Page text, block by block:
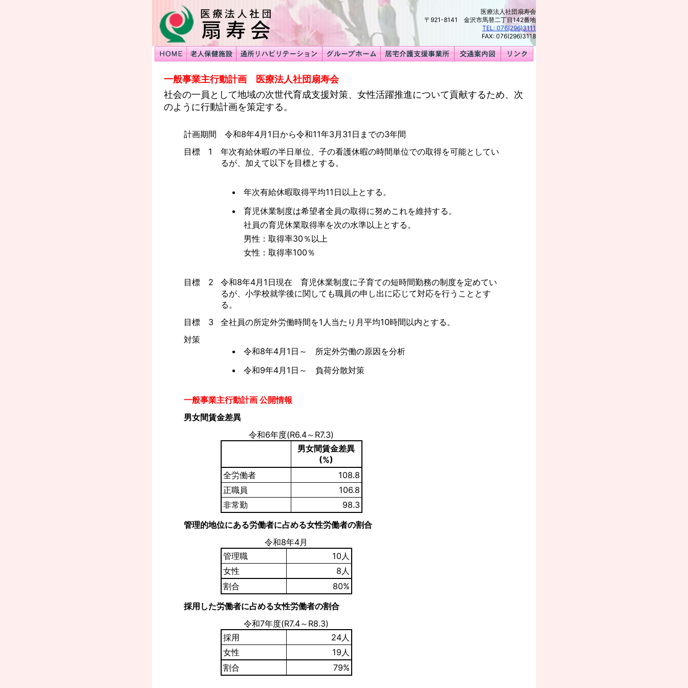
医療法人社団扇寿会
〒921-8141 金沢市馬替二丁目142番地
TEL: 076(296)3111
FAX: 076(296)3118
一般事業主行動計画 医療法人社団扇寿会
社会の一員として地域の次世代育成支援対策、女性活躍推進について貢献するため、次
のように行動計画を策定する。
計画期間 令和8年4月1日から令和11年3月31日までの3年間
目標 1
年次有給休暇の半日単位、子の看護休暇の時間単位での取得を可能としてい
るが、加えて以下を目標とする。
年次有給休暇取得平均11日以上とする。
育児休業制度は希望者全員の取得に努めこれを維持する。
社員の育児休業取得率を次の水準以上とする。
男性：取得率30％以上
女性：取得率100％
目標 2
令和8年4月1日現在 育児休業制度に子育ての短時間勤務の制度を定めてい
るが、小学校就学後に関しても職員の申し出に応じて対応を行うこととす
る。
目標 3
全社員の所定外労働時間を1人当たり月平均10時間以内とする。
対策
令和8年4月1日～ 所定外労働の原因を分析
令和9年4月1日～ 負荷分散対策
一般事業主行動計画 公開情報
男女間賃金差異
令和6年度(R6.4～R7.3)
男女間賃金差異
(%)
全労働者
108.8
正職員
106.8
非常勤
98.3
管理的地位にある労働者に占める女性労働者の割合
令和8年4月
管理職
10人
女性
8人
割合
80%
採用した労働者に占める女性労働者の割合
令和7年度(R7.4～R8.3)
採用
24人
女性
19人
割合
79%